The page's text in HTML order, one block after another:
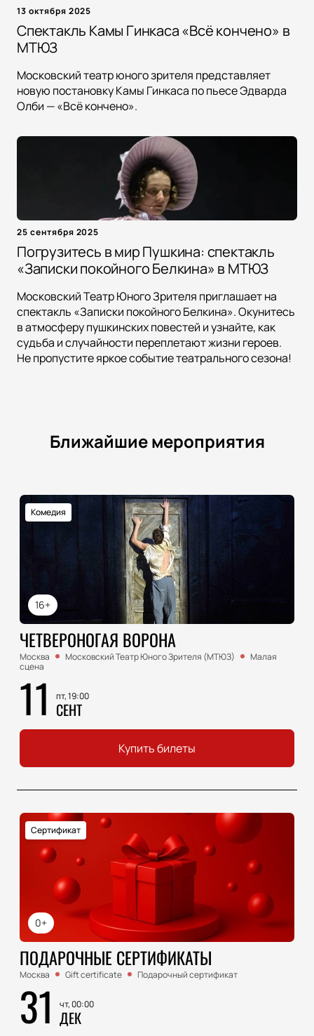
13 октября 2025
Спектакль Камы Гинкаса «Всё кончено» в
МТЮЗ
Московский театр юного зрителя представляет
новую постановку Камы Гинкаса по пьесе Эдварда
Олби — «Всё кончено».
25 сентября 2025
Погрузитесь в мир Пушкина: спектакль
«Записки покойного Белкина» в МТЮЗ
Московский Театр Юного Зрителя приглашает на
спектакль «Записки покойного Белкина». Окунитесь
в атмосферу пушкинских повестей и узнайте, как
судьба и случайности переплетают жизни героев.
Не пропустите яркое событие театрального сезона!
Ближайшие мероприятия
16+
Комедия
ЧЕТВЕРОНОГАЯ ВОРОНА
Москва Московский Театр Юного Зрителя (МТЮЗ)
Малая
сцена
11 пт, 19:00
СЕНТ
Купить билеты
0+
Сертификат
ПОДАРОЧНЫЕ СЕРТИФИКАТЫ
Москва Gift certificate Подарочный сертификат
31 чт, 00:00
ДЕК